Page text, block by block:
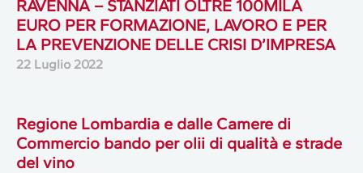
RAVENNA – STANZIATI OLTRE 100MILA
EURO PER FORMAZIONE, LAVORO E PER
LA PREVENZIONE DELLE CRISI D’IMPRESA
22 Luglio 2022
Regione Lombardia e dalle Camere di
Commercio bando per olii di qualità e strade
del vino